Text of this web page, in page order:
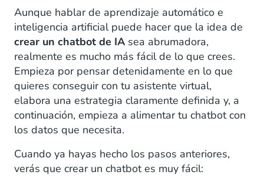
Aunque hablar de aprendizaje automático e
inteligencia artificial puede hacer que la idea de
crear un chatbot de IA sea abrumadora,
realmente es mucho más fácil de lo que crees.
Empieza por pensar detenidamente en lo que
quieres conseguir con tu asistente virtual,
elabora una estrategia claramente definida y, a
continuación, empieza a alimentar tu chatbot con
los datos que necesita.
Cuando ya hayas hecho los pasos anteriores,
verás que crear un chatbot es muy fácil: